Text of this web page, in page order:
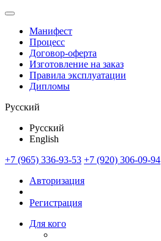
Манифест
Процесс
Договор-оферта
Изготовление на заказ
Правила эксплуатации
Дипломы
Русский
Русский
English
+7 (965) 336-93-53 +7 (920) 306-09-94
Авторизация
Регистрация
Для кого